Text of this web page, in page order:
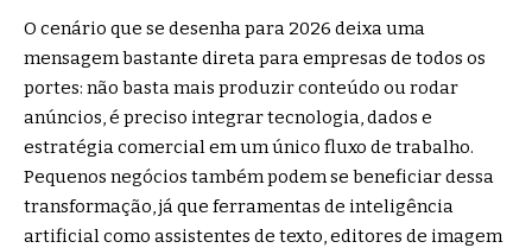
O cenário que se desenha para 2026 deixa uma
mensagem bastante direta para empresas de todos os
portes: não basta mais produzir conteúdo ou rodar
anúncios, é preciso integrar tecnologia, dados e
estratégia comercial em um único fluxo de trabalho.
Pequenos negócios também podem se beneficiar dessa
transformação, já que ferramentas de inteligência
artificial como assistentes de texto, editores de imagem